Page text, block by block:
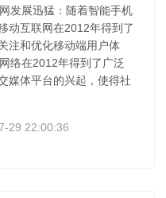
发展迅猛：随着智能手机
动互联网在2012年得到了
注和优化移动端用户体
络在2012年得到了广泛
媒体平台的兴起，使得社
29 22:00:36